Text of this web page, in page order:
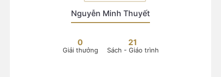
Nguyễn Minh Thuyết
0
Giải thưởng
21
Sách - Giáo trình